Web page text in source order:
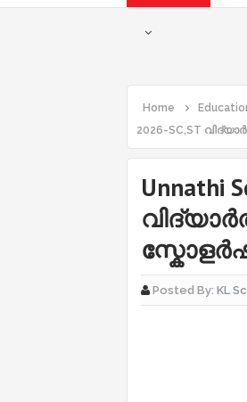
Home
2026-SC,ST
Unnathi
Posted By: KL